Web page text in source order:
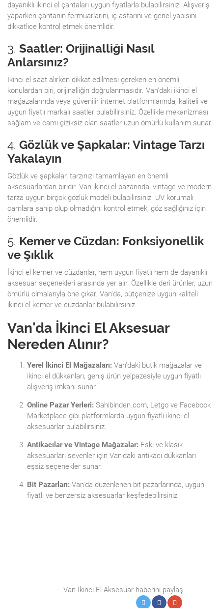
dayanıklı ikinci el çantaları uygun fiyatlarla bulabilirsiniz. Alışveriş
yaparken çantanın fermuarlarını, iç astarını ve genel yapısını
dikkatlice kontrol etmek önemlidir.
3. Saatler: Orijinalliği Nasıl
Anlarsınız?
İkinci el saat alırken dikkat edilmesi gereken en önemli
konulardan biri, orijinalliğin doğrulanmasıdır. Van'daki ikinci el
mağazalarında veya güvenilir internet platformlarında, kaliteli ve
uygun fiyatlı markalı saatler bulabilirsiniz. Özellikle mekanizması
sağlam ve camı çiziksiz olan saatler uzun ömürlü kullanım sunar.
4. Gözlük ve Şapkalar: Vintage Tarzı
Yakalayın
Gözlük ve şapkalar, tarzınızı tamamlayan en önemli
aksesuarlardan biridir. Van ikinci el pazarında, vintage ve modern
tarza uygun birçok gözlük modeli bulabilirsiniz. UV korumalı
camlara sahip olup olmadığını kontrol etmek, göz sağlığınız için
önemlidir.
5. Kemer ve Cüzdan: Fonksiyonellik
ve Şıklık
İkinci el kemer ve cüzdanlar, hem uygun fiyatlı hem de dayanıklı
aksesuar seçenekleri arasında yer alır. Özellikle deri ürünler, uzun
ömürlü olmalarıyla öne çıkar. Van'da, bütçenize uygun kaliteli
ikinci el kemer ve cüzdanlar bulabilirsiniz.
Van'da İkinci El Aksesuar
Nereden Alınır?
Yerel İkinci El Mağazaları: Van'daki butik mağazalar ve
ikinci el dükkanları, geniş ürün yelpazesiyle uygun fiyatlı
alışveriş imkanı sunar.
Online Pazar Yerleri: Sahibinden.com, Letgo ve Facebook
Marketplace gibi platformlarda uygun fiyatlı ikinci el
aksesuarlar bulabilirsiniz.
Antikacılar ve Vintage Mağazalar: Eski ve klasik
aksesuarları sevenler için Van'daki antikacı dükkanları
eşsiz seçenekler sunar.
Bit Pazarları: Van'da düzenlenen bit pazarlarında, uygun
fiyatlı ve benzersiz aksesuarlar keşfedebilirsiniz.
Van İkinci El Aksesuar haberini paylaş